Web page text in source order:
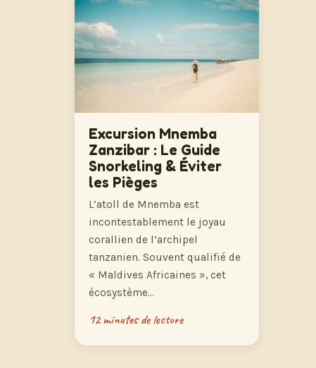
Excursion Mnemba
Zanzibar : Le Guide
Snorkeling & Éviter
les Pièges
L’atoll de Mnemba est
incontestablement le joyau
corallien de l’archipel
tanzanien. Souvent qualifié de
« Maldives Africaines », cet
écosystème…
12 minutes de lecture